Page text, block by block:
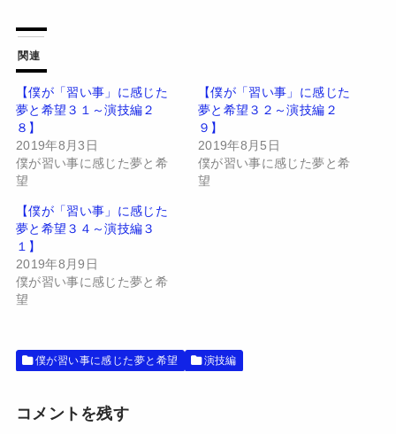
て
T
w
i
t
t
e
r
で
共
有
(
新
ウ
ィ
ン
ド
ウ
で
開
き
有
す
る
ク
リ
ッ
て
く
だ
さ
(
新
し
ウ
で
開
す
関連
【僕が「習い事」に感じた
夢と希望３１～演技編２
８】
2019年8月3日
僕が習い事に感じた夢と希
望
【僕が「習い事」に感じた
夢と希望３２～演技編２
９】
2019年8月5日
僕が習い事に感じた夢と希
望
【僕が「習い事」に感じた
夢と希望３４～演技編３
１】
2019年8月9日
僕が習い事に感じた夢と希
望
僕が習い事に感じた夢と希望 演技編
コメントを残す